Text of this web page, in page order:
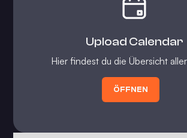
Upload Calendar
Hier findest du die Übersicht
ÖFFNEN